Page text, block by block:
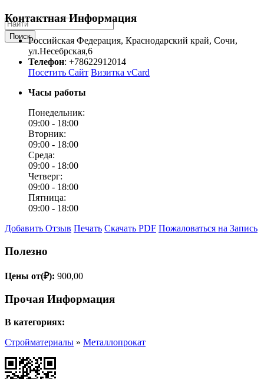
Поиск
Контактная Информация
Российская Федерация, Краснодарский край, Сочи,
ул.Несебрская,6
Телефон: +78622912014
Посетить Сайт Визитка vCard
Часы работы
Понедельник:
09:00 - 18:00
Вторник:
09:00 - 18:00
Среда:
09:00 - 18:00
Четверг:
09:00 - 18:00
Пятница:
09:00 - 18:00
Добавить Отзыв Печать Скачать PDF Пожаловаться на Запись
Полезно
Цены от(₽): 900,00
Прочая Информация
В категориях:
Стройматериалы » Металлопрокат